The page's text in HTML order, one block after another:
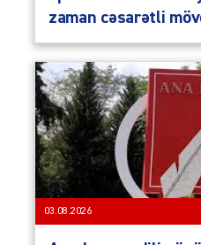
zaman cəsarətli
03.08.2026